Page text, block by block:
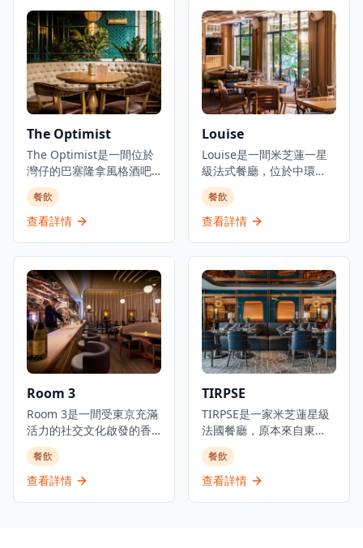
以優質食材呈獻高級日式
料理，提供卓越的無菜單
料理體驗。主要菜單包括
三和敘御膳系列，如香煎
法國鴨肝伴美國安格斯牛
柳御膳（HK$268起）、燒
西京味噌銀鱈魚御膳
理。結合高級料理與聚會
元素，三和敘致力於為客
人提供頂級的日式用餐體
驗。
配佳餚的會席料理，同時
提供廚師發辦壽司料理及
各式地道和食選擇。餐廳
專注於無菜單料理及會席
晚餐體驗，體現日本飲食
文化中「時令食材」的精
神。季節性輪換的無菜單
帶領食客展開多道菜式的
美食之旅。餐廳位於H
Queen's，提供精緻用餐
體驗，採預約制服務。
The Optimist
The Optimist是一間位於
灣仔的巴塞隆拿風格酒吧
及西班牙烤肉餐廳，佔地
三層，提供正宗慷慨的西
班牙北部用餐體驗。餐廳
食，採用免服務費經營模
式。憑藉其西班牙北部料
理和雞尾酒，The
Optimist為客人提供正宗
的西班牙美食傳統，主打
適合分享和在充滿活力的
社交氛圍中享用的菜式。
餐飲
查看詳情
Louise
Louise是一間米芝蓮一星
級法式餐廳，位於中環
PMQ（前已婚警察宿舍）
的兩層歷史建築內，是香
港的創意中心。這是JIA
Royer（前亞洲50最佳餐廳
第一名Odette主廚）的合
作項目，提供溫馨的法式
料理和真誠的款待服務。
餐廳由主廚Loïc Portalier
掌舵，展現精緻的法式料
理，採用最優質的時令食
Louise位於香港PMQ的花
園內，在優雅的歷史建築
中提供高品質的料理。
餐飲
查看詳情
Room 3
Room 3是一間受東京充滿
活力的社交文化啟發的香
港都市美食酒吧，提供日
式小食以及豐富的葡萄
酒、威士忌、優質清酒和
餐飲
查看詳情
TIRPSE
TIRPSE是一家米芝蓮星級
法國餐廳，原本來自東
京，現在在香港營業，與
東方體驗有著深厚的聯
繫。餐廳由日本主廚掌
餐飲
查看詳情